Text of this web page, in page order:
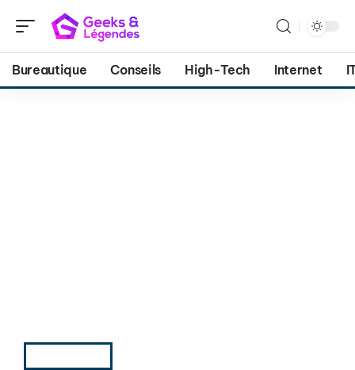
Bureautique Conseils High-Tech Internet